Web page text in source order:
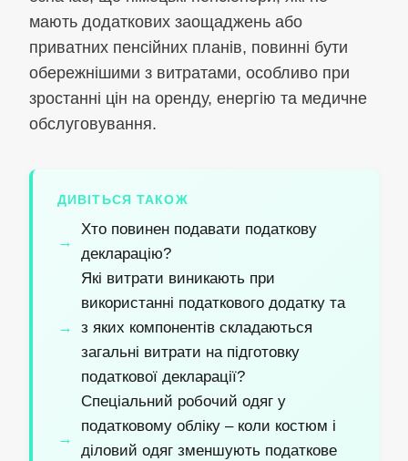
мають додаткових заощаджень або
приватних пенсійних планів, повинні бути
обережнішими з витратами, особливо при
зростанні цін на оренду, енергію та медичне
обслуговування.
ДИВІТЬСЯ ТАКОЖ
Хто повинен подавати податкову
декларацію?
Які витрати виникають при
використанні податкового додатку та
з яких компонентів складаються
загальні витрати на підготовку
податкової декларації?
Спеціальний робочий одяг у
податковому обліку – коли костюм і
діловий одяг зменшують податкове